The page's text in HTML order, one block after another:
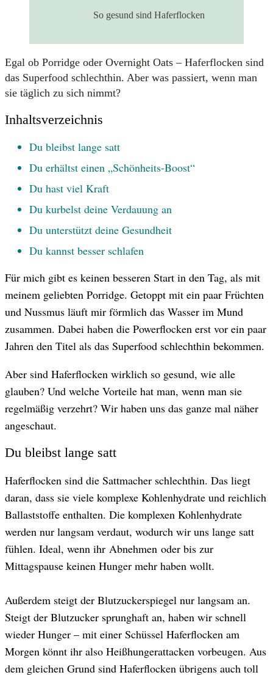
© Adobe Stock
So gesund sind Haferflocken
Egal ob Porridge oder Overnight Oats – Haferflocken sind
das Superfood schlechthin. Aber was passiert, wenn man
sie täglich zu sich nimmt?
Inhaltsverzeichnis
Du bleibst lange satt
Du erhältst einen „Schönheits-Boost“
Du hast viel Kraft
Du kurbelst deine Verdauung an
Du unterstützt deine Gesundheit
Du kannst besser schlafen
Für mich gibt es keinen besseren Start in den Tag, als mit
meinem geliebten Porridge. Getoppt mit ein paar Früchten
und Nussmus läuft mir förmlich das Wasser im Mund
zusammen. Dabei haben die Powerflocken erst vor ein paar
Jahren den Titel als das Superfood schlechthin bekommen.
Aber sind Haferflocken wirklich so gesund, wie alle
glauben? Und welche Vorteile hat man, wenn man sie
regelmäßig verzehrt? Wir haben uns das ganze mal näher
angeschaut.
Du bleibst lange satt
Haferflocken sind die Sattmacher schlechthin. Das liegt
daran, dass sie viele komplexe Kohlenhydrate und reichlich
Ballaststoffe enthalten. Die komplexen Kohlenhydrate
werden nur langsam verdaut, wodurch wir uns lange satt
fühlen. Ideal, wenn ihr Abnehmen oder bis zur
Mittagspause keinen Hunger mehr haben wollt.
Außerdem steigt der Blutzuckerspiegel nur langsam an.
Steigt der Blutzucker sprunghaft an, haben wir schnell
wieder Hunger – mit einer Schüssel Haferflocken am
Morgen könnt ihr also Heißhungerattacken vorbeugen. Aus
dem gleichen Grund sind Haferflocken übrigens auch toll